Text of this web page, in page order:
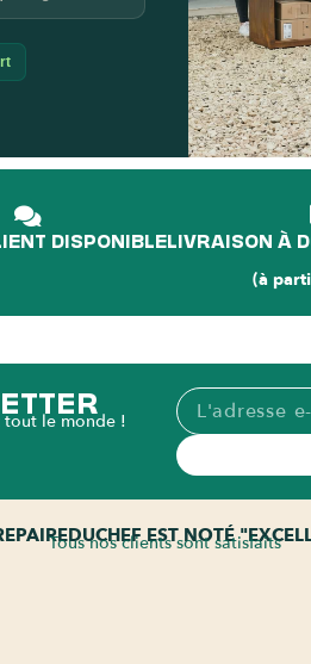
DISPONIBLELIVRAISON À
(à
tout le monde !
EST NOTÉ
Tous nos clients sont satisfaits